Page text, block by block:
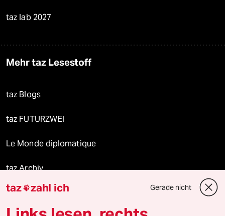
taz lab 2027
Mehr taz Lesestoff
taz Blogs
taz FUTURZWEI
Le Monde diplomatique
taz Archiv
Mehr taz Angebote
taz zahl ich Gerade nicht